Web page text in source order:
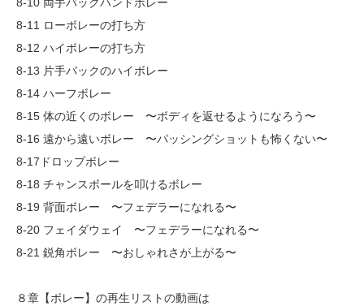
8-10 両手バックハンドボレー
8-11 ローボレーの打ち方
8-12 ハイボレーの打ち方
8-13 片手バックのハイボレー
8-14 ハーフボレー
8-15 体の近くのボレー 〜ボディを返せるようになろう〜
8-16 遠から遠いボレー 〜パッシングショットも怖くない〜
8-17ドロップボレー
8-18 チャンスボールを叩けるボレー
8-19 背面ボレー 〜フェデラーになれる〜
8-20 フェイダウェイ 〜フェデラーになれる〜
8-21 鋭角ボレー 〜おしゃれさが上がる〜
８章【ボレー】の再生リストの動画は